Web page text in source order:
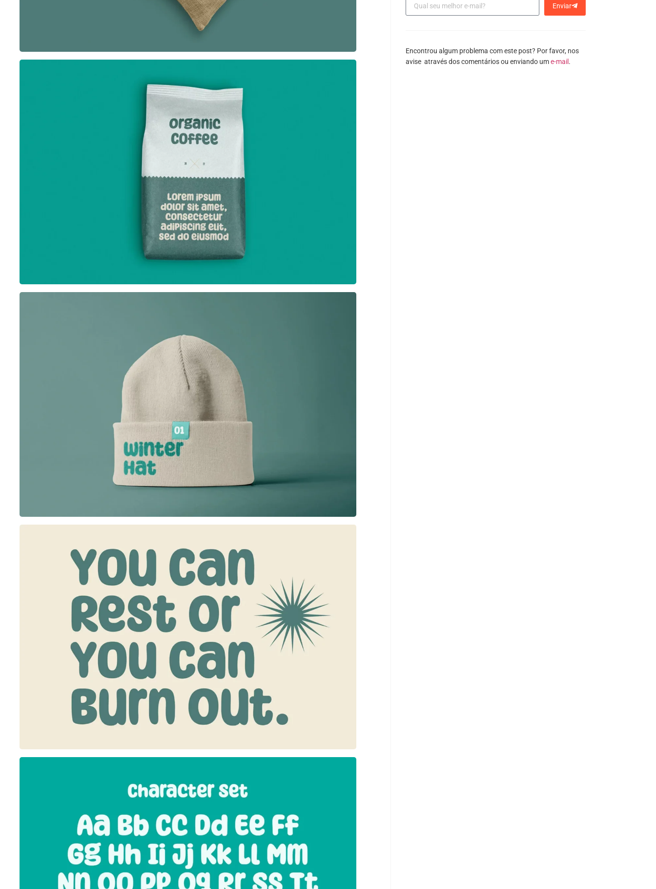
Enviar
Encontrou algum problema com este post? Por favor, nos
avise através dos comentários ou enviando ume-mail .